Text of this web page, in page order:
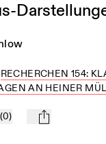
RECHERCHEN 154:
AN HEINER
(0) mail